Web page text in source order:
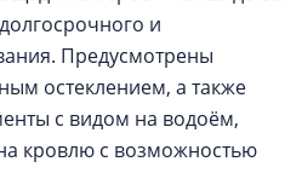
и
Предусмотрены
остеклением, а также
с видом на водоём,
кровлю с возможностью